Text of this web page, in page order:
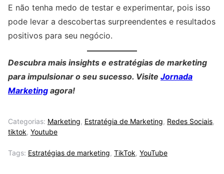
E não tenha medo de testar e experimentar, pois isso
pode levar a descobertas surpreendentes e resultados
positivos para seu negócio.
Descubra mais insights e estratégias de marketing
para impulsionar o seu sucesso. Visite Jornada
Marketing agora!
Categorias: Marketing, Estratégia de Marketing, Redes Sociais,
tiktok, Youtube
Tags: Estratégias de marketing, TikTok, YouTube